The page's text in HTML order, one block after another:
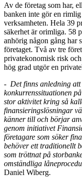
Av de företag som har,
banken inte gör en
verksamheten. Hela 39
säkerhet är orimliga. 58
anhörig någon gång har
företaget. Två av tre
privatekonomisk risk
hög grad utgör en
- Det finns anledning
konkurrenssituationen
stor aktivitet kring så
finansieringslösningar
känner till och börjar
genom initiativet
företagare som söker
behöver ett traditionellt
som tröttnat på
omständliga
Daniel Wiberg.